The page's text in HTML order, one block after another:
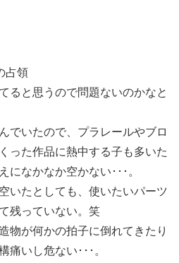
占領
ると思うので問題ないのかなと
でいたので、プラレールやブロ
った作品に熱中する子も多いた
になかなか空かない･･･。
いたとしても、使いたいパーツ
残っていない。笑
物が何かの拍子に倒れてきたり
痛いし危ない･･･。